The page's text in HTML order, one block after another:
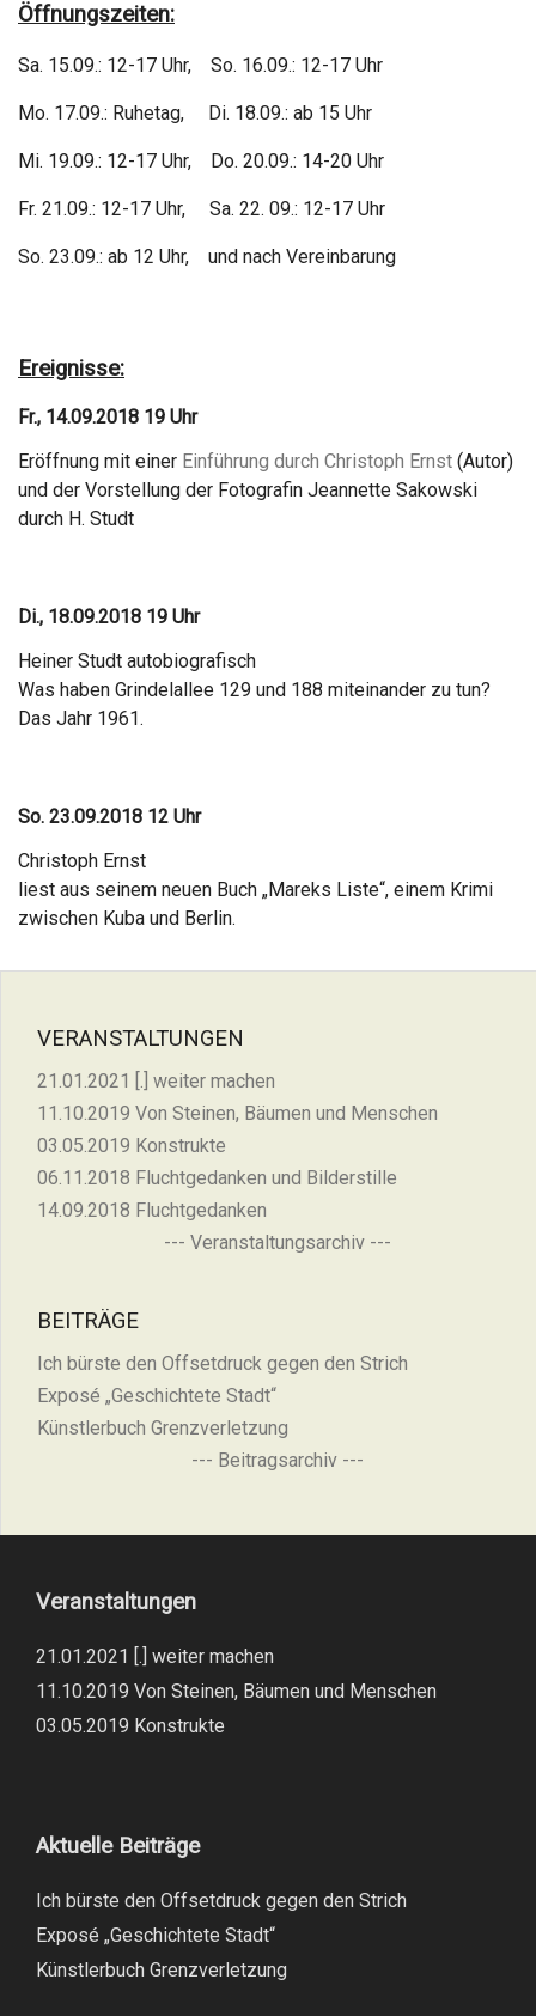
Öffnungszeiten:
Sa. 15.09.: 12-17 Uhr, So. 16.09.: 12-17 Uhr
Mo. 17.09.: Ruhetag, Di. 18.09.: ab 15 Uhr
Mi. 19.09.: 12-17 Uhr, Do. 20.09.: 14-20 Uhr
Fr. 21.09.: 12-17 Uhr, Sa. 22. 09.: 12-17 Uhr
So. 23.09.: ab 12 Uhr, und nach Vereinbarung
Ereignisse:
Fr., 14.09.2018 19 Uhr
Eröffnung mit einer Einführung durch Christoph Ernst (Autor)
und der Vorstellung der Fotografin Jeannette Sakowski
durch H. Studt
Di., 18.09.2018 19 Uhr
Heiner Studt autobiografisch
Was haben Grindelallee 129 und 188 miteinander zu tun?
Das Jahr 1961.
So. 23.09.2018 12 Uhr
Christoph Ernst
liest aus seinem neuen Buch „Mareks Liste“, einem Krimi
zwischen Kuba und Berlin.
VERANSTALTUNGEN
21.01.2021 [.] weiter machen
11.10.2019 Von Steinen, Bäumen und Menschen
03.05.2019 Konstrukte
06.11.2018 Fluchtgedanken und Bilderstille
14.09.2018 Fluchtgedanken
--- Veranstaltungsarchiv ---
BEITRÄGE
Ich bürste den Offsetdruck gegen den Strich
Exposé „Geschichtete Stadt“
Künstlerbuch Grenzverletzung
--- Beitragsarchiv ---
Veranstaltungen
21.01.2021 [.] weiter machen
11.10.2019 Von Steinen, Bäumen und Menschen
03.05.2019 Konstrukte
Aktuelle Beiträge
Ich bürste den Offsetdruck gegen den Strich
Exposé „Geschichtete Stadt“
Künstlerbuch Grenzverletzung